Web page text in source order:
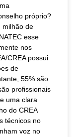
próprio?
milhão de
esse
nos
CREA possui
de
55% são
profissionais
uma clara
do CREA
técnicos no
voz no